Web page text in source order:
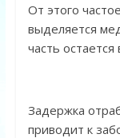
От этого
выделяется
часть остается
Задержка
приводит к